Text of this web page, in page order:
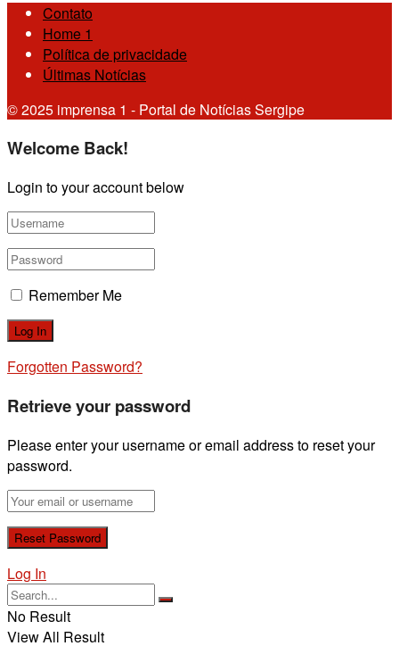
Contato
Home 1
Política de privacidade
Últimas Notícias
© 2025 imprensa 1 - Portal de Notícias Sergipe
Welcome Back!
Login to your account below
Remember Me
Forgotten Password?
Retrieve your password
Please enter your username or email address to reset your
password.
Log In
No Result
View All Result